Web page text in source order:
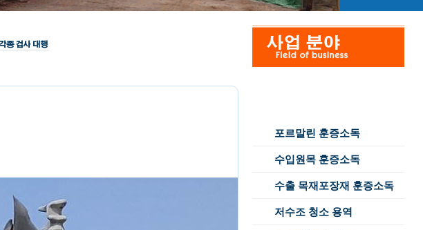
포르말린 훈증소독
수입원목 훈증소독
수출 목재포장재 훈증소독
저수조 청소 용역